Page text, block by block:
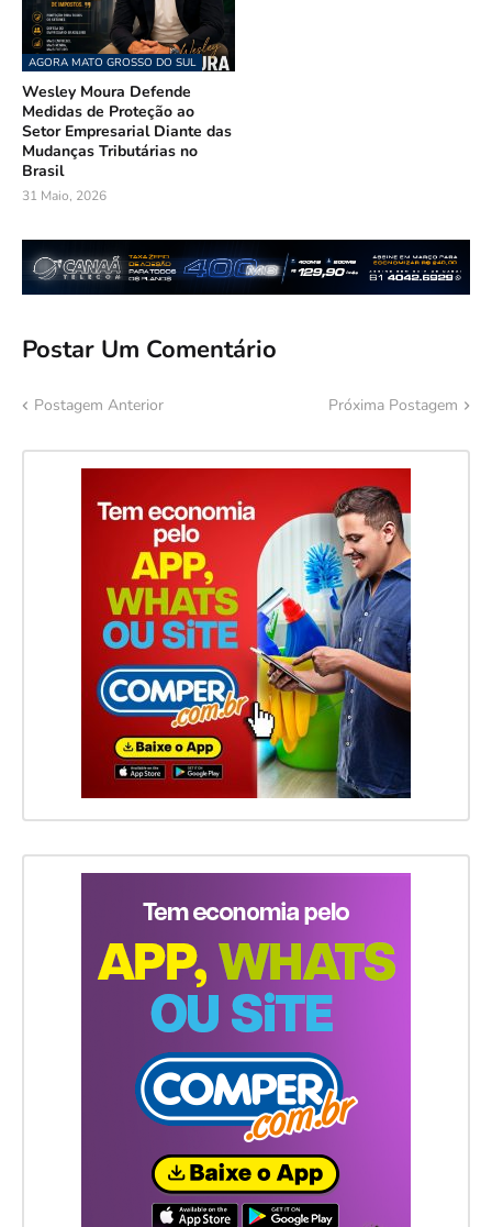
AGORA MATO GROSSO DO SUL
Wesley Moura Defende
Medidas de Proteção ao
Setor Empresarial Diante das
Mudanças Tributárias no
Brasil
31 Maio, 2026
Postar Um Comentário
Postagem Anterior Próxima Postagem